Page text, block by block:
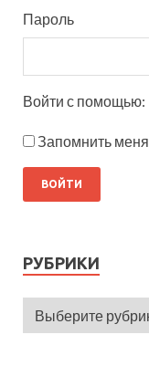
Пароль
Войти с помощью:
Запомнить меня
РУБРИКИ